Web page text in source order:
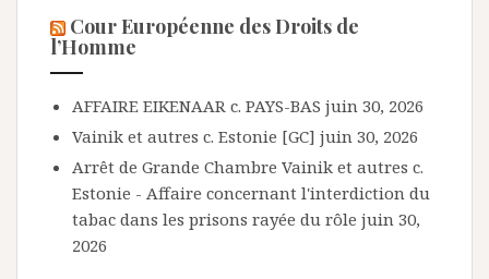
Cour Européenne des Droits de
l’Homme
AFFAIRE EIKENAAR c. PAYS-BAS juin 30, 2026
Vainik et autres c. Estonie [GC] juin 30, 2026
Arrêt de Grande Chambre Vainik et autres c.
Estonie - Affaire concernant l'interdiction du
tabac dans les prisons rayée du rôle juin 30,
2026